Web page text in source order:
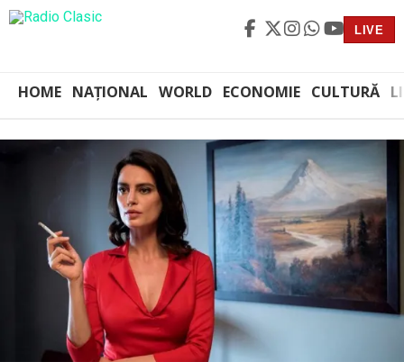
LIVE
HOME NAȚIONAL WORLD ECONOMIE CULTURĂ